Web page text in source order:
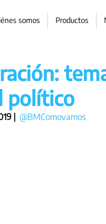
somos Productos
político
| @BMComovamos